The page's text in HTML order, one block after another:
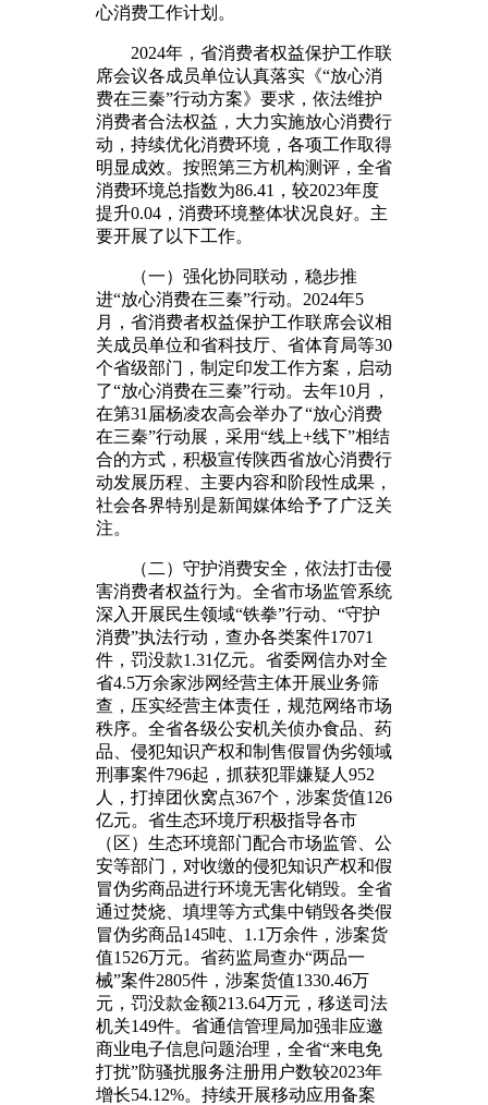
心消费工作计划。
2024年，省消费者权益保护工作联
席会议各成员单位认真落实《“放心消
费在三秦”行动方案》要求，依法维护
消费者合法权益，大力实施放心消费行
动，持续优化消费环境，各项工作取得
明显成效。按照第三方机构测评，全省
消费环境总指数为86.41，较2023年度
提升0.04，消费环境整体状况良好。主
要开展了以下工作。
（一）强化协同联动，稳步推
进“放心消费在三秦”行动。2024年5
月，省消费者权益保护工作联席会议相
关成员单位和省科技厅、省体育局等30
个省级部门，制定印发工作方案，启动
了“放心消费在三秦”行动。去年10月，
在第31届杨凌农高会举办了“放心消费
在三秦”行动展，采用“线上+线下”相结
合的方式，积极宣传陕西省放心消费行
动发展历程、主要内容和阶段性成果，
社会各界特别是新闻媒体给予了广泛关
注。
（二）守护消费安全，依法打击侵
害消费者权益行为。全省市场监管系统
深入开展民生领域“铁拳”行动、“守护
消费”执法行动，查办各类案件17071
件，罚没款1.31亿元。省委网信办对全
省4.5万余家涉网经营主体开展业务筛
查，压实经营主体责任，规范网络市场
秩序。全省各级公安机关侦办食品、药
品、侵犯知识产权和制售假冒伪劣领域
刑事案件796起，抓获犯罪嫌疑人952
人，打掉团伙窝点367个，涉案货值126
亿元。省生态环境厅积极指导各市
（区）生态环境部门配合市场监管、公
安等部门，对收缴的侵犯知识产权和假
冒伪劣商品进行环境无害化销毁。全省
通过焚烧、填埋等方式集中销毁各类假
冒伪劣商品145吨、1.1万余件，涉案货
值1526万元。省药监局查办“两品一
械”案件2805件，涉案货值1330.46万
元，罚没款金额213.64万元，移送司法
机关149件。省通信管理局加强非应邀
商业电子信息问题治理，全省“来电免
打扰”防骚扰服务注册用户数较2023年
增长54.12%。持续开展移动应用备案